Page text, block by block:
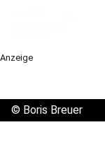
Anzeige
© Boris Breuer